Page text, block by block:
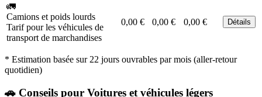
🚛
Camions et poids lourds
Tarif pour les véhicules de
transport de marchandises
0,00 € 0,00 € 0,00 € Détails
* Estimation basée sur 22 jours ouvrables par mois (aller-retour
quotidien)
🚗 Conseils pour Voitures et véhicules légers